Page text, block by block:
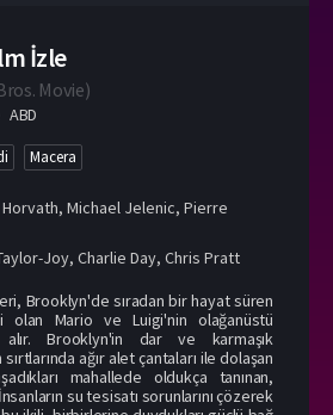
İzle
Movie)
ABD
Macera
, Michael Jelenic, Pierre
Joy, Charlie Day, Chris Pratt
Brooklyn'de sıradan bir hayat süren
olan Mario ve Luigi'nin olağanüstü
alır. Brooklyn'in dar ve karmaşık
ağır alet çantaları ile dolaşan
mahallede oldukça tanınan,
su tesisatı sorunlarını çözerek